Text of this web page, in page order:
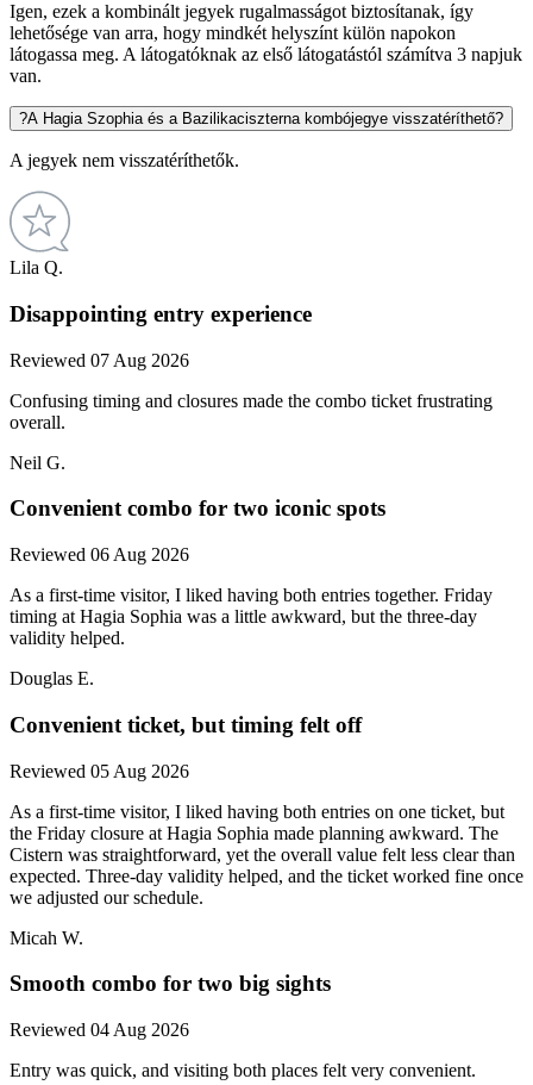
Igen, ezek a kombinált jegyek rugalmasságot biztosítanak, így
lehetősége van arra, hogy mindkét helyszínt külön napokon
látogassa meg. A látogatóknak az első látogatástól számítva 3 napjuk
van.
?A Hagia Szophia és a Bazilikaciszterna kombójegye visszatéríthető?
A jegyek nem visszatéríthetők.
Lila Q.
Disappointing entry experience
Reviewed 07 Aug 2026
Confusing timing and closures made the combo ticket frustrating
overall.
Neil G.
Convenient combo for two iconic spots
Reviewed 06 Aug 2026
As a first-time visitor, I liked having both entries together. Friday
timing at Hagia Sophia was a little awkward, but the three-day
validity helped.
Douglas E.
Convenient ticket, but timing felt off
Reviewed 05 Aug 2026
As a first-time visitor, I liked having both entries on one ticket, but
the Friday closure at Hagia Sophia made planning awkward. The
Cistern was straightforward, yet the overall value felt less clear than
expected. Three-day validity helped, and the ticket worked fine once
we adjusted our schedule.
Micah W.
Smooth combo for two big sights
Reviewed 04 Aug 2026
Entry was quick, and visiting both places felt very convenient.